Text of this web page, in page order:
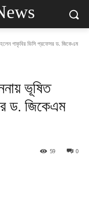
গাকৃবির ভিসি প্রফেসর ড. জিকেএম
ভূষিত
ড. জিকেএম
0
59